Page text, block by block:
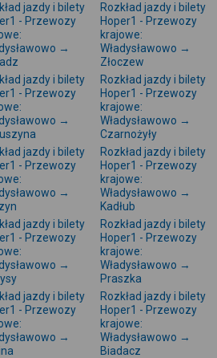
jazdy i bilety
- Przewozy
→
Rozkład jazdy i bilety
Hoper1 - Przewozy
krajowe:
Władysławowo →
Złoczew
jazdy i bilety
- Przewozy
→
Rozkład jazdy i bilety
Hoper1 - Przewozy
krajowe:
Władysławowo →
Czarnożyły
jazdy i bilety
- Przewozy
→
Rozkład jazdy i bilety
Hoper1 - Przewozy
krajowe:
Władysławowo →
Kadłub
jazdy i bilety
- Przewozy
→
Rozkład jazdy i bilety
Hoper1 - Przewozy
krajowe:
Władysławowo →
Praszka
jazdy i bilety
- Przewozy
→
Rozkład jazdy i bilety
Hoper1 - Przewozy
krajowe:
Władysławowo →
Biadacz